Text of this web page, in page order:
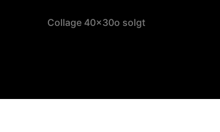
Collage 40x30o solgt